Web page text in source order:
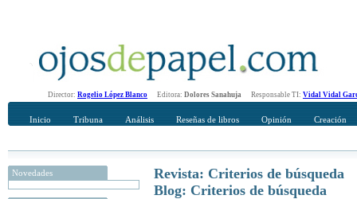
Director: Rogelio López Blanco Editora: Dolores Sanahuja Responsable TI: Vidal Vidal
Inicio Tribuna Análisis Reseñas de libros Opinión Creación
Novedades
Revista: Criterios de búsqueda
Blog: Criterios de búsqueda